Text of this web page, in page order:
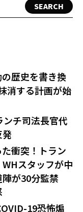
SEARCH
歴史を書き換
消する計画が始
チ司法長官代
た衝突！トラン
スタッフが中
陣が30分監禁
19恐怖煽